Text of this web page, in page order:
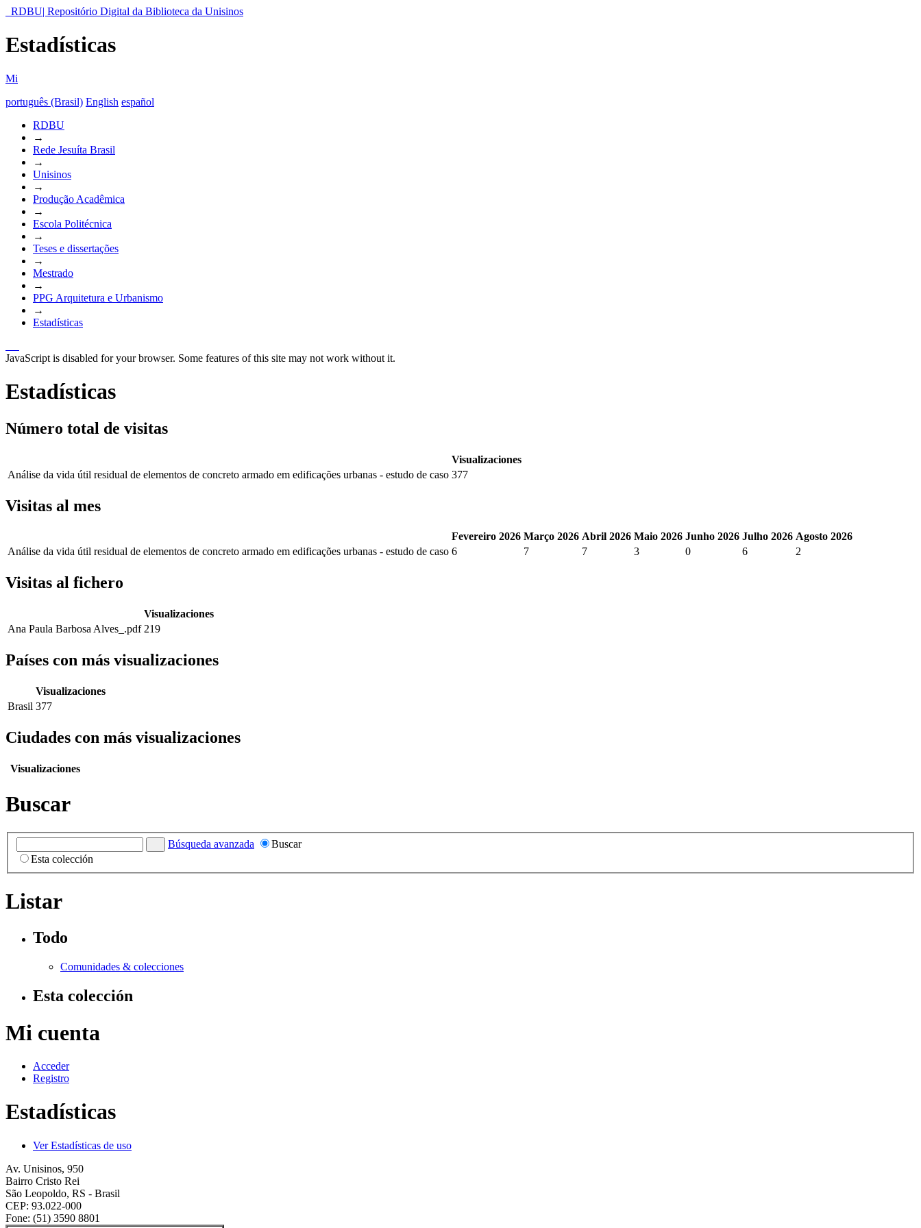
RDBU| Repositório Digital da Biblioteca da Unisinos
Estadísticas
Mi
português (Brasil) English español
RDBU
→
Rede Jesuíta Brasil
→
Unisinos
→
Produção Acadêmica
→
Escola Politécnica
→
Teses e dissertações
→
Mestrado
→
PPG Arquitetura e Urbanismo
→
Estadísticas
JavaScript is disabled for your browser. Some features of this site may not work without it.
Estadísticas
Número total de visitas
Visualizaciones
Análise da vida útil residual de elementos de concreto armado em edificações urbanas - estudo de caso 377
Visitas al mes
Fevereiro 2026 Março 2026 Abril 2026 Maio 2026 Junho 2026 Julho 2026 Agosto 2026
Análise da vida útil residual de elementos de concreto armado em edificações urbanas - estudo de caso 6 7 7 3 0 6 2
Visitas al fichero
Visualizaciones
Ana Paula Barbosa Alves_.pdf 219
Países con más visualizaciones
Visualizaciones
Brasil 377
Ciudades con más visualizaciones
Visualizaciones
Buscar
Búsqueda avanzada
Buscar
Esta colección
Listar
Todo
Comunidades & colecciones
Esta colección
Mi cuenta
Acceder
Registro
Estadísticas
Ver Estadísticas de uso
Av. Unisinos, 950
Bairro Cristo Rei
São Leopoldo, RS - Brasil
CEP: 93.022-000
Fone: (51) 3590 8801